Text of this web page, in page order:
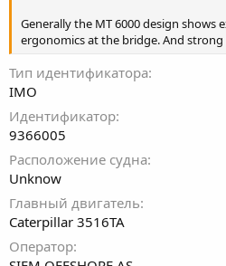
Generally the MT 6000 design shows
ergonomics at the bridge. And strong
Тип идентификатора
IMO
Идентификатор
9366005
Расположение судна
Unknow
Главный двигатель
Caterpillar 3516TA
Оператор